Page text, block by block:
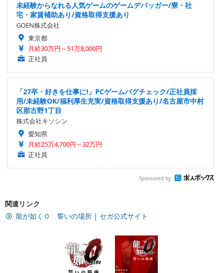
未経験からなれる人気ゲームのゲームデバッガー/寮・社
宅・家賃補助あり/資格取得支援あり
GOEN株式会社
東京都
月給30万円～51万8,000円
正社員
「27卒・好きを仕事に!」PCゲームバグチェック/正社員採
用/未経験OK/福利厚生充実/資格取得支援あり/名古屋市中村
区那古野1丁目
株式会社キソシン
愛知県
月給25万4,700円～32万円
正社員
Sponsored by
関連リンク
龍が如く０ 誓いの場所 | セガ公式サイト